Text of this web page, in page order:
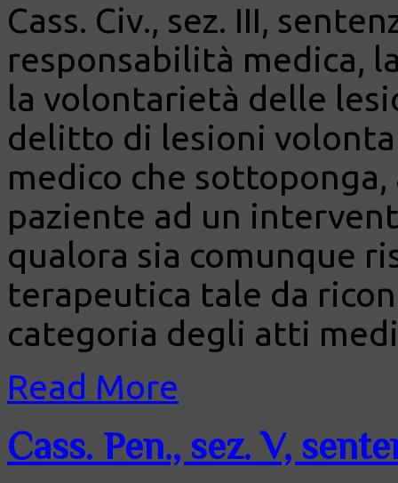
Cass. Civ., sez. III,
responsabilità medica,
la volontarietà delle
delitto di lesioni
medico che
paziente ad un
qualora sia comunque
terapeutica tale da
categoria degli atti
Read More
Cass. Pen., sez. V,